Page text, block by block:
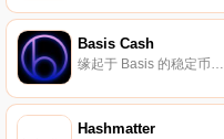
Basis Cash
缘起于 Basis 的稳定币项目。
Hashmatter